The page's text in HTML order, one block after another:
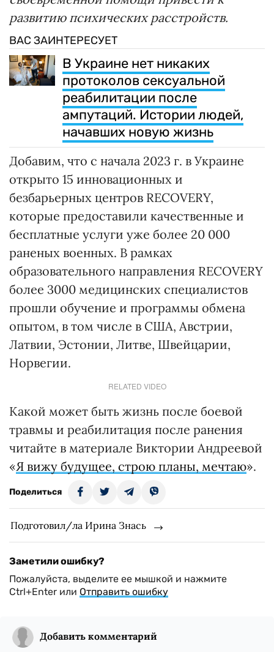
развитию психических расстройств.
ВАС ЗАИНТЕРЕСУЕТ
В Украине нет никаких
протоколов сексуальной
реабилитации после
ампутаций. Истории людей,
начавших новую жизнь
Добавим, что с начала 2023 г. в Украине
открыто 15 инновационных и
безбарьерных центров RECOVERY,
которые предоставили качественные и
бесплатные услуги уже более 20 000
раненых военных. В рамках
образовательного направления RECOVERY
более 3000 медицинских специалистов
прошли обучение и программы обмена
опытом, в том числе в США, Австрии,
Латвии, Эстонии, Литве, Швейцарии,
Норвегии.
RELATED VIDEO
Какой может быть жизнь после боевой
травмы и реабилитация после ранения
читайте в материале Виктории Андреевой
«Я вижу будущее, строю планы, мечтаю».
Поделиться
Подготовил/ла Ирина Знась
Заметили ошибку?
Пожалуйста, выделите ее мышкой и нажмите
Ctrl+Enter или Отправить ошибку
Добавить комментарий